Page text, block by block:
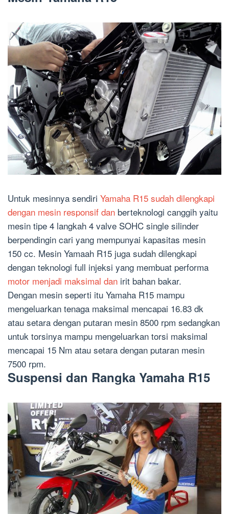
Untuk mesinnya sendiri Yamaha R15 sudah dilengkapi
dengan mesin responsif dan berteknologi canggih yaitu
mesin tipe 4 langkah 4 valve SOHC single silinder
berpendingin cari yang mempunyai kapasitas mesin
150 cc. Mesin Yamaah R15 juga sudah dilengkapi
dengan teknologi full injeksi yang membuat performa
motor menjadi maksimal dan irit bahan bakar.
Dengan mesin seperti itu Yamaha R15 mampu
mengeluarkan tenaga maksimal mencapai 16.83 dk
atau setara dengan putaran mesin 8500 rpm sedangkan
untuk torsinya mampu mengeluarkan torsi maksimal
mencapai 15 Nm atau setara dengan putaran mesin
7500 rpm.
Suspensi dan Rangka Yamaha R15